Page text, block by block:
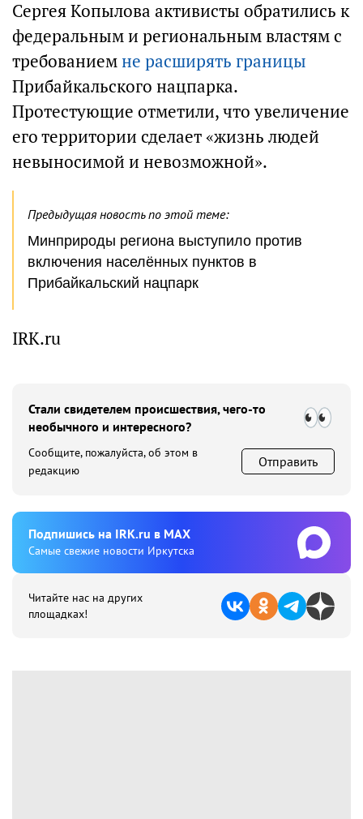
Сергея Копылова активисты обратились к
федеральным и региональным властям с
требованиемне расширять границы
Прибайкальского нацпарка.
Протестующие отметили, что увеличение
его территории сделает «жизнь людей
невыносимой и невозможной».
Предыдущая новость по этой теме:
Минприроды региона выступило против
включения населённых пунктов в
Прибайкальский нацпарк
IRK.ru
Стали свидетелем происшествия, чего-то
необычного и интересного?
Сообщите, пожалуйста, об этом в
редакцию
Отправить
Подпишиcь на IRK.ru в MAX
Cамые свежие новости Иркутска
Читайте нас на других
площадках!